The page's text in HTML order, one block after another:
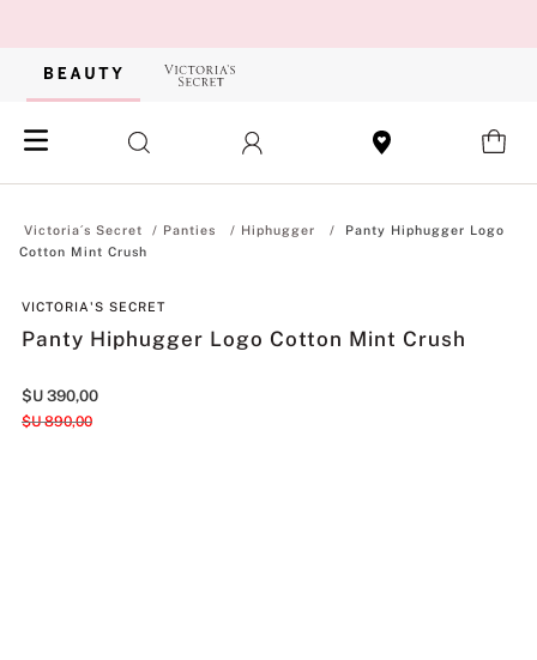
Panties Hiphugger
Panty Hiphugger Logo
Cotton Mint Crush
VICTORIA'S SECRET
Panty Hiphugger Logo Cotton Mint Crush
$U 390,00
$U 890,00